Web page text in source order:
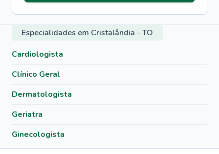
Especialidades em Cristalândia - TO
Cardiologista
Clínico Geral
Dermatologista
Geriatra
Ginecologista